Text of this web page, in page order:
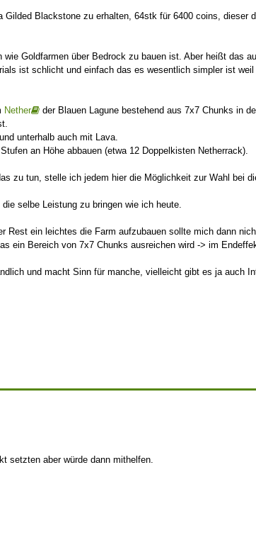
Blackstone zu erhalten, 64stk für 6400 coins, dieser
wie Goldfarmen über Bedrock zu bauen ist. Aber heißt das
ist schlicht und einfach das es wesentlich simpler ist
Nether
der Blauen Lagune bestehend aus 7x7 Chunks in
unterhalb auch mit Lava.
an Höhe abbauen (etwa 12 Doppelkisten Netherrack).
zu tun, stelle ich jedem hier die Möglichkeit zur Wahl bei
selbe Leistung zu bringen wie ich heute.
Rest ein leichtes die Farm aufzubauen sollte mich dann
ein Bereich von 7x7 Chunks ausreichen wird -> im
und macht Sinn für manche, vielleicht gibt es ja auch
setzten aber würde dann mithelfen.